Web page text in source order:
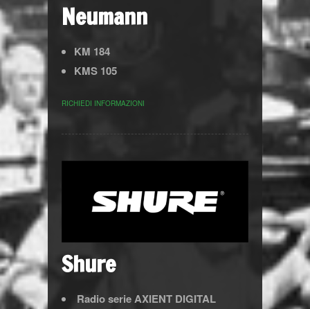
Neumann
KM 184
KMS 105
RICHIEDI INFORMAZIONI
Shure
Radio serie AXIENT DIGITAL